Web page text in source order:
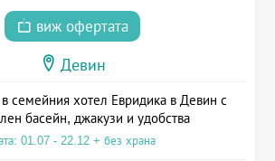
виж офертата
Девин
семейния хотел Евридика в Девин с
басейн, джакузи и удобства
01.07 - 22.12 + без храна